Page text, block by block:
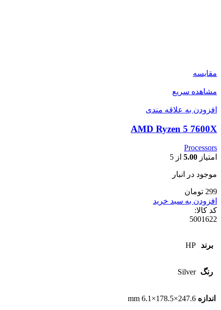
مقایسه
مشاهده سریع
افزودن به علاقه مندی
AMD Ryzen 5 7600X
Processors
امتیاز 5.00 از 5
موجود در انبار
299 تومان
افزودن به سبد خرید
کد کالا:
5001622
برند HP
رنگ Silver
اندازه 247.6×178.5×6.1 mm